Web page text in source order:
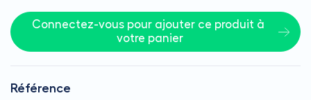
Connectez-vous pour ajouter ce produit à
votre panier
Référence